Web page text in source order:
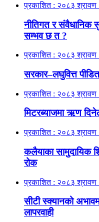
प्रकाशित : २०८३ श्रावण
नीतिगत र संवैधानिक
सम्भव छ त ?
प्रकाशित : २०८३
सरकार–लघुवित्त
प्रकाशित : २०८३
मिटरब्याजमा ऋण
प्रकाशित : २०८३ श्रावण
कलैयाका सामुदायिक
रोक
प्रकाशित : २०८३ श्रावण
सीटी स्क्यानको
लापरवाही